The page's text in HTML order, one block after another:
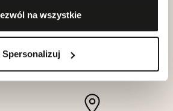
na wszystkie
Spersonalizuj
W.KRUK